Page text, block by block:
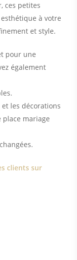
ces petites
à votre
et style.
pour une
également
les décorations
mariage
clients sur